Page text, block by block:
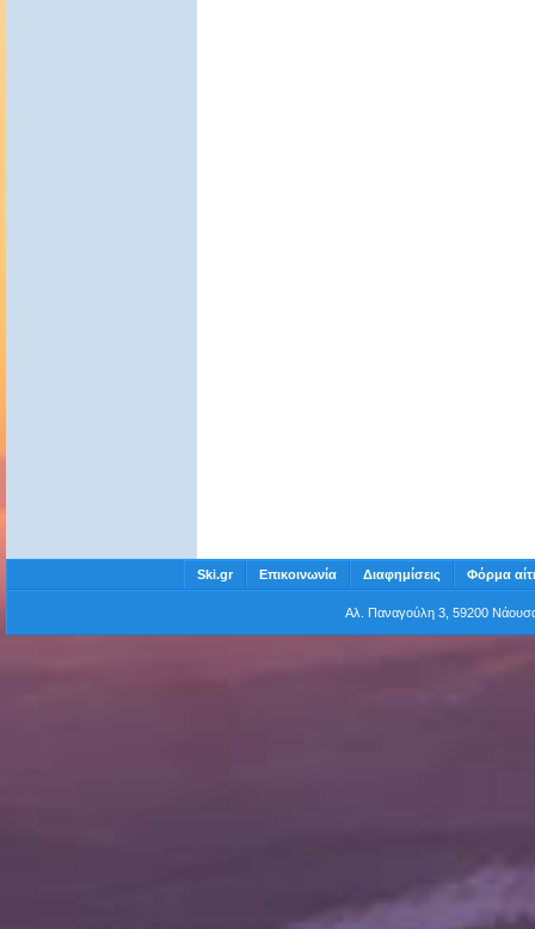
Ski.gr Επικοινωνία Διαφημίσεις Φόρμα
Αλ. Παναγούλη 3, 59200